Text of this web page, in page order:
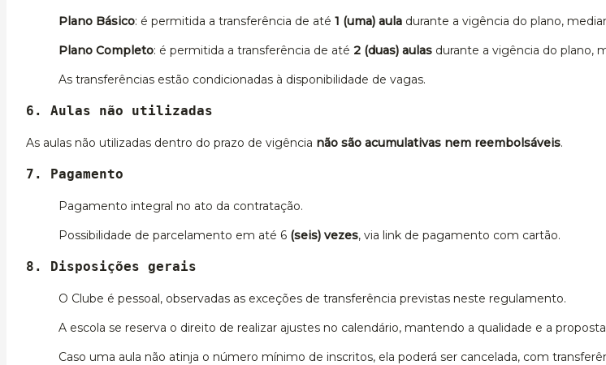
Plano Básico: é permitida a transferência de até 1 (uma) aula durante a vigência do plano,
Plano Completo: é permitida a transferência de até 2 (duas) aulas durante a vigência do plano,
As transferências estão condicionadas à disponibilidade de vagas.
6. Aulas não utilizadas
As aulas não utilizadas dentro do prazo de vigência não são acumulativas nem reembolsáveis.
7. Pagamento
Pagamento integral no ato da contratação.
Possibilidade de parcelamento em até 6 (seis) vezes, via link de pagamento com cartão.
8. Disposições gerais
O Clube é pessoal, observadas as exceções de transferência previstas neste regulamento.
A escola se reserva o direito de realizar ajustes no calendário, mantendo a qualidade e a proposta
Caso uma aula não atinja o número mínimo de inscritos, ela poderá ser cancelada, com